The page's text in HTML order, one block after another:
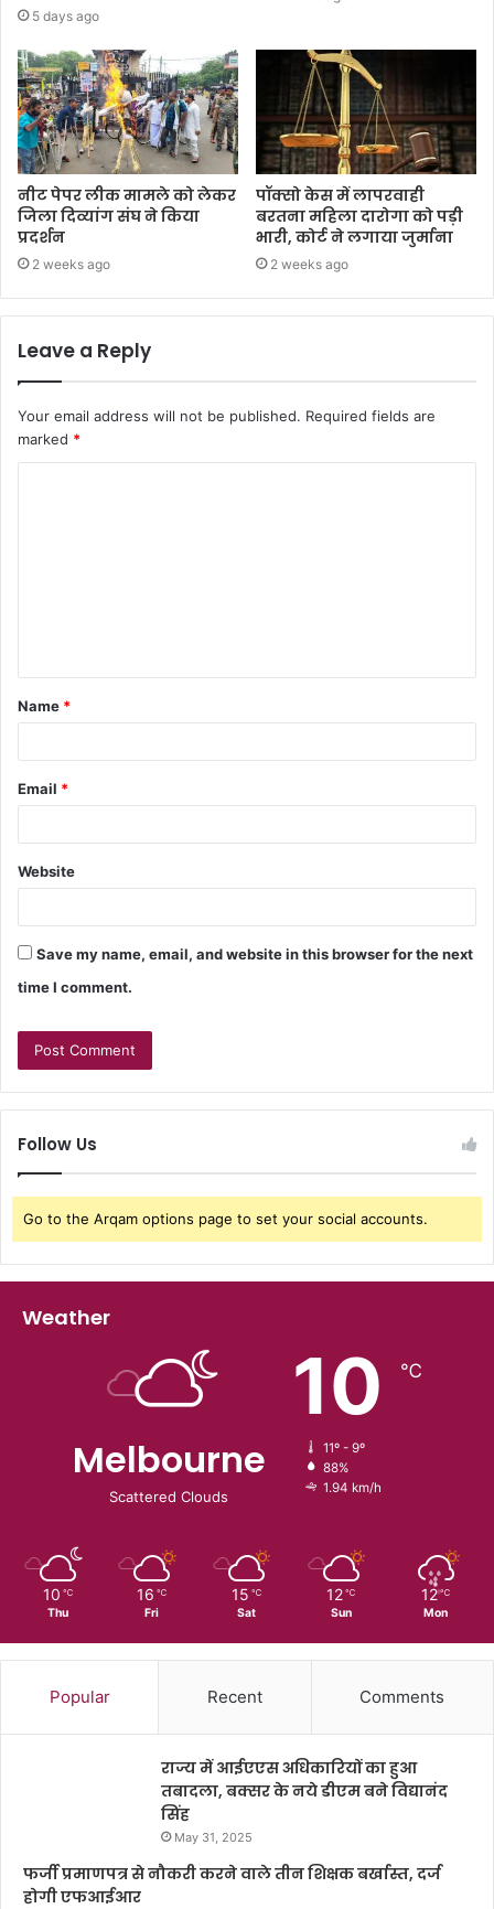
5 days ago
नीट पेपर लीक मामले को लेकर
जिला दिव्यांग संघ ने किया
प्रदर्शन
2 weeks ago
पॉक्सो केस में लापरवाही
बरतना महिला दारोगा को पड़ी
भारी, कोर्ट ने लगाया जुर्माना
2 weeks ago
Leave a Reply
Your email address will not be published. Required fields are
marked *
Name *
Email *
Website
Save my name, email, and website in this browser for the next
time I comment.
Follow Us
Go to the Arqam options page to set your social accounts.
Weather
Melbourne
Scattered Clouds
10 ℃
11º - 9º
88%
1.94 km/h
10 ℃
Thu
16 ℃
Fri
15 ℃
Sat
12 ℃
Sun
12 ℃
Mon
Popular Recent Comments
राज्य में आईएएस अधिकारियों का हुआ
तबादला, बक्सर के नये डीएम बने विद्यानंद
सिंह
May 31, 2025
फर्जी प्रमाणपत्र से नौकरी करने वाले तीन शिक्षक बर्खास्त, दर्ज
होगी एफआईआर